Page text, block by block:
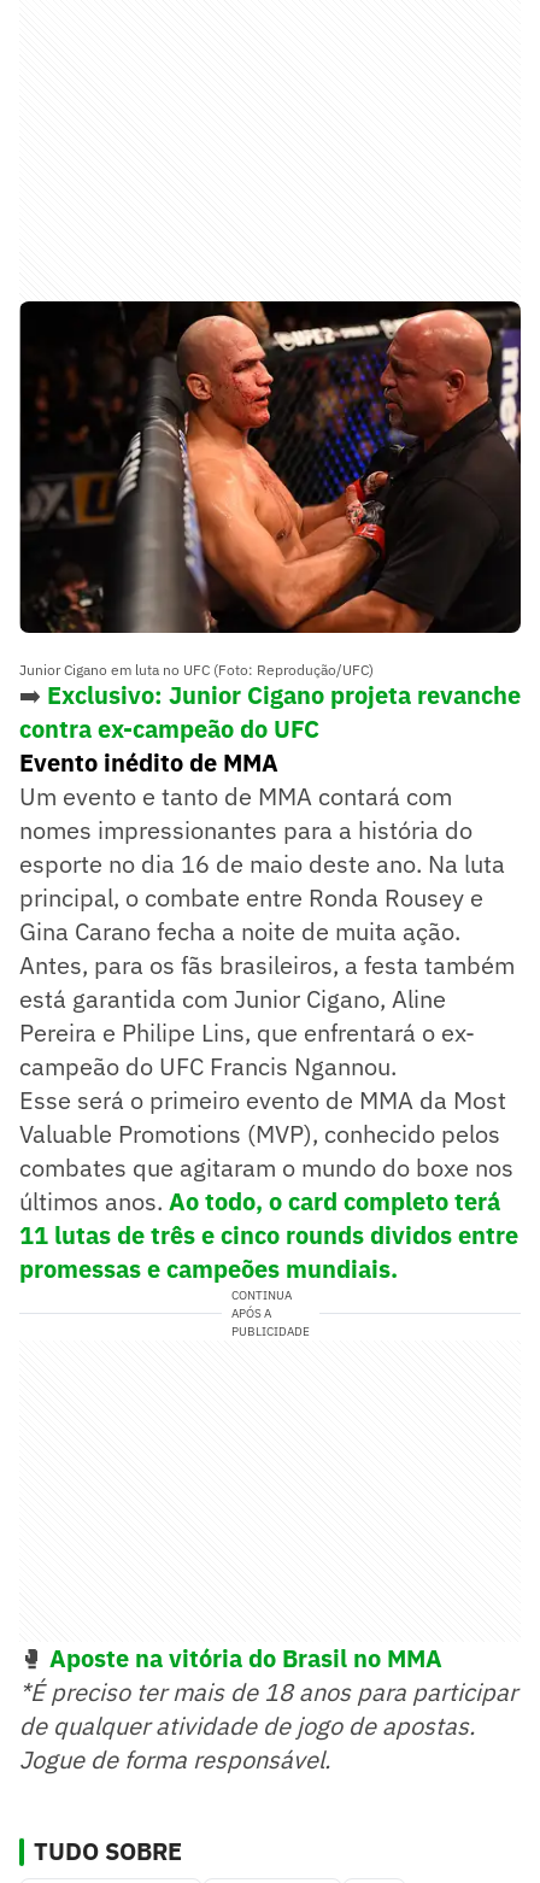
Junior Cigano em luta no UFC (Foto: Reprodução/UFC)
➡️ Exclusivo: Junior Cigano projeta revanche
contra ex-campeão do UFC
Evento inédito de MMA
Um evento e tanto de MMA contará com
nomes impressionantes para a história do
esporte no dia 16 de maio deste ano. Na luta
principal, o combate entre Ronda Rousey e
Gina Carano fecha a noite de muita ação.
Antes, para os fãs brasileiros, a festa também
está garantida com Junior Cigano, Aline
Pereira e Philipe Lins, que enfrentará o ex-
campeão do UFC Francis Ngannou.
Esse será o primeiro evento de MMA da Most
Valuable Promotions (MVP), conhecido pelos
combates que agitaram o mundo do boxe nos
últimos anos. Ao todo, o card completo terá
11 lutas de três e cinco rounds dividos entre
promessas e campeões mundiais.
CONTINUA
APÓS A
PUBLICIDADE
🥊 Aposte na vitória do Brasil no MMA
*É preciso ter mais de 18 anos para participar
de qualquer atividade de jogo de apostas.
Jogue de forma responsável.
TUDO SOBRE